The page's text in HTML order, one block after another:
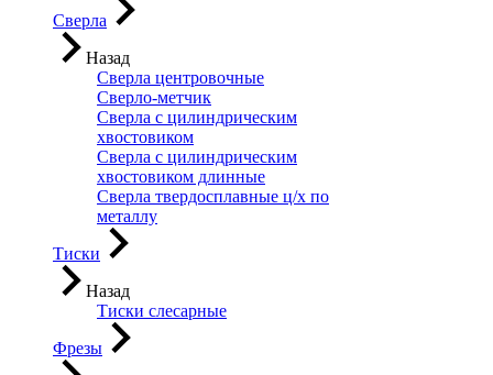
Сверла
Назад
Сверла центровочные
Сверло-метчик
Сверла с цилиндрическим
хвостовиком
Сверла с цилиндрическим
хвостовиком длинные
Сверла твердосплавные ц/х по
металлу
Тиски
Назад
Тиски слесарные
Фрезы